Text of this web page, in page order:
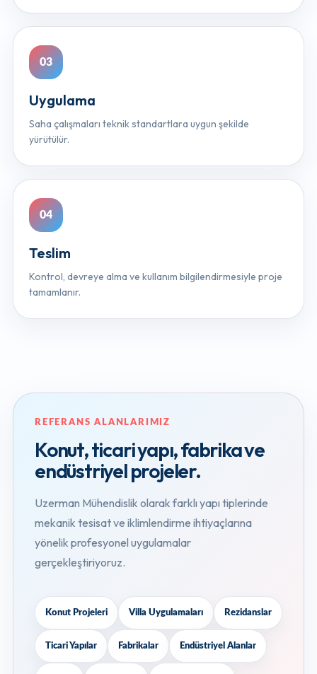
Uygulama
Saha çalışmaları teknik standartlara uygun şekilde
yürütülür.
Teslim
Kontrol, devreye alma ve kullanım bilgilendirmesiyle proje
tamamlanır.
REFERANS ALANLARIMIZ
Konut, ticari yapı, fabrika ve
endüstriyel projeler.
Uzerman Mühendislik olarak farklı yapı tiplerinde
mekanik tesisat ve iklimlendirme ihtiyaçlarına
yönelik profesyonel uygulamalar
gerçekleştiriyoruz.
Konut Projeleri Villa Uygulamaları Rezidanslar
Ticari Yapılar Fabrikalar Endüstriyel Alanlar